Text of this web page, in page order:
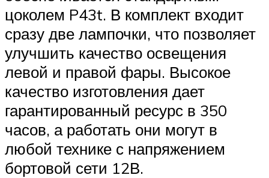
цоколем P43t. В комплект входит
сразу две лампочки, что позволяет
улучшить качество освещения
левой и правой фары. Высокое
качество изготовления дает
гарантированный ресурс в 350
часов, а работать они могут в
любой технике с напряжением
бортовой сети 12В.